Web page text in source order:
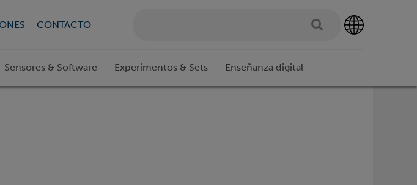
CONTACTO
Sensores & Software Experimentos & Sets Enseñanza digital